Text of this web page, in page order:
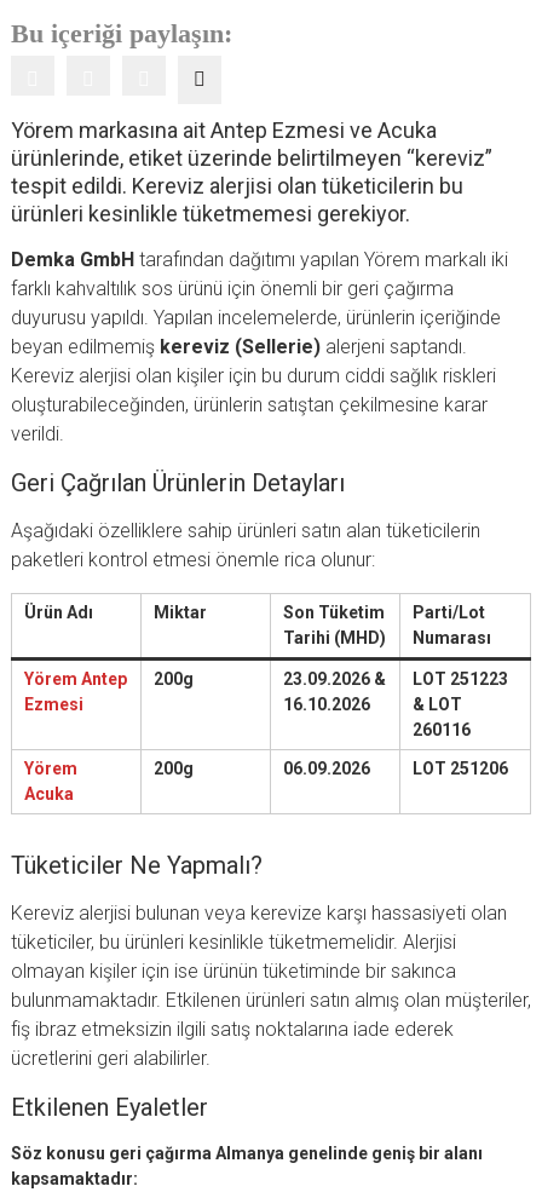
Bu içeriği paylaşın:
Yörem markasına ait Antep Ezmesi ve Acuka
ürünlerinde, etiket üzerinde belirtilmeyen “kereviz”
tespit edildi. Kereviz alerjisi olan tüketicilerin bu
ürünleri kesinlikle tüketmemesi gerekiyor.
Demka GmbHtarafından dağıtımı yapılan Yörem markalı iki
farklı kahvaltılık sos ürünü için önemli bir geri çağırma
duyurusu yapıldı. Yapılan incelemelerde, ürünlerin içeriğinde
beyan edilmemiş kereviz (Sellerie)alerjeni saptandı.
Kereviz alerjisi olan kişiler için bu durum ciddi sağlık riskleri
oluşturabileceğinden, ürünlerin satıştan çekilmesine karar
verildi.
Geri Çağrılan Ürünlerin Detayları
Aşağıdaki özelliklere sahip ürünleri satın alan tüketicilerin
paketleri kontrol etmesi önemle rica olunur:
Ürün Adı Miktar
Son Tüketim
Tarihi (MHD)
Parti/Lot
Numarası
Yörem Antep
Ezmesi
200g
23.09.2026 &
16.10.2026
LOT 251223
& LOT
260116
Yörem
Acuka
200g 06.09.2026 LOT 251206
Tüketiciler Ne Yapmalı?
Kereviz alerjisi bulunan veya kerevize karşı hassasiyeti olan
tüketiciler, bu ürünleri kesinlikle tüketmemelidir. Alerjisi
olmayan kişiler için ise ürünün tüketiminde bir sakınca
bulunmamaktadır. Etkilenen ürünleri satın almış olan müşteriler,
fiş ibraz etmeksizin ilgili satış noktalarına iade ederek
ücretlerini geri alabilirler.
Etkilenen Eyaletler
Söz konusu geri çağırma Almanya genelinde geniş bir alanı
kapsamaktadır: